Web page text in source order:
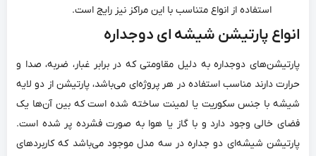
استفاده از انواع متناسب با این مراکز نیز رایج است.
انواع پارتیشن شیشه ای دوجداره
پارتیشن‌‌های دوجداره به دلیل مقاومتی که در برابر غبار، ضربه، صدا و
حرارت دارند مناسب استفاده در هر پروژه‌‌ای می‌‌باشد، پارتیشن از دو لایه
شیشه با جنس سکوریت یا لمینت ساخته شده‌‌ است که بین آن‌‌ها یک
فضای خالی وجود دارد و با گاز یا هوا به صورت فشرده پر شده است.
پارتیشن شیشه‌‌ای دو جداره در سه مدل موجود می‌‌باشد که کاربردهای